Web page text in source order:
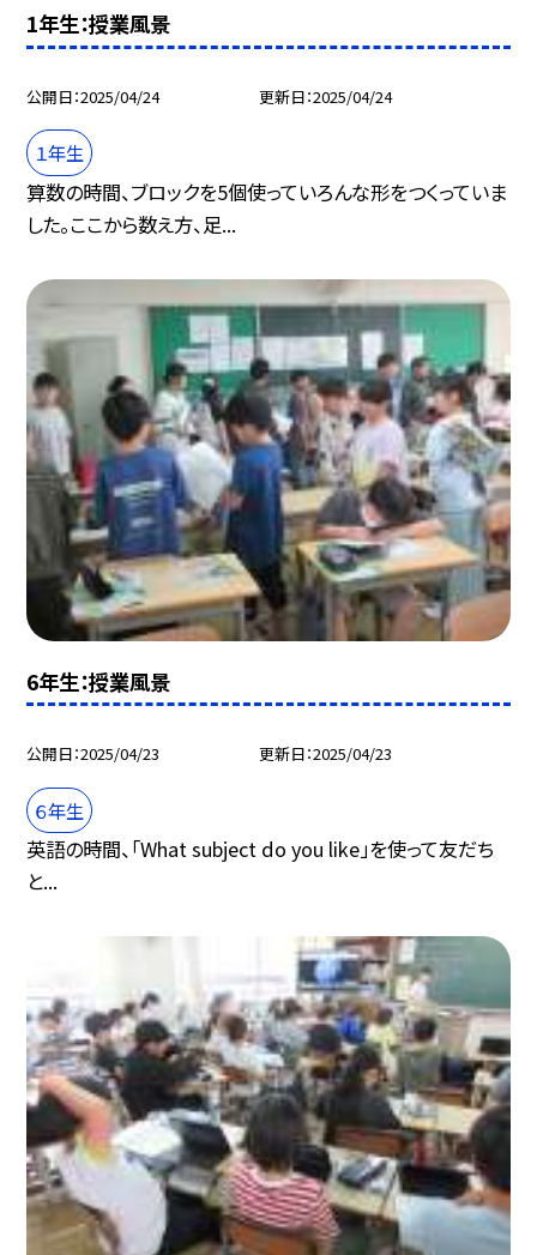
1年生：授業風景
公開日 2025/04/24 更新日 2025/04/24
１年生
算数の時間、ブロックを5個使っていろんな形をつくっていま
した。ここから数え方、足...
6年生：授業風景
公開日 2025/04/23 更新日 2025/04/23
６年生
英語の時間、「What subject do you like」を使って友だち
と...